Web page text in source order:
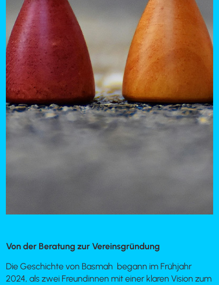
Von der Beratung zur Vereinsgründung
Die Geschichte von Basmah begann im Frühjahr
2024, als zwei Freundinnen mit einer klaren Vision zum